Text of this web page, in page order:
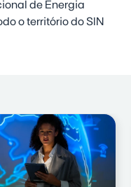
de Energia
o território do SIN